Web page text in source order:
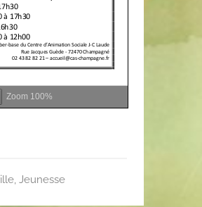
Zoom 100%
, Jeunesse